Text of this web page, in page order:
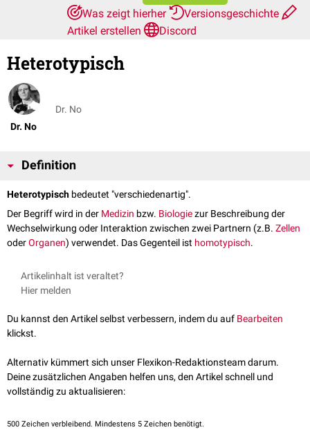
Was zeigt hierher
Versionsgeschichte
Artikel erstellen
Discord
Heterotypisch
Dr. No
Dr. No
Definition
Heterotypisch bedeutet "verschiedenartig".
Der Begriff wird in der Medizin bzw. Biologiezur Beschreibung der
Wechselwirkung oder Interaktion zwischen zwei Partnern (z.B. Zellen
oderOrganen) verwendet. Das Gegenteil ist homotypisch.
Artikelinhalt ist veraltet?
Hier melden
Du kannst den Artikel selbst verbessern, indem du auf Bearbeiten
klickst.
Alternativ kümmert sich unser Flexikon-Redaktionsteam darum.
Deine zusätzlichen Angaben helfen uns, den Artikel schnell und
vollständig zu aktualisieren:
500 Zeichen verbleibend. Mindestens 5 Zeichen benötigt.